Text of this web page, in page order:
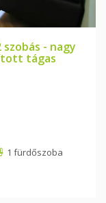
tágas
1 fürdőszoba